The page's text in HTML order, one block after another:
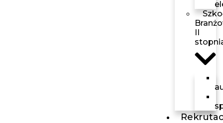
II